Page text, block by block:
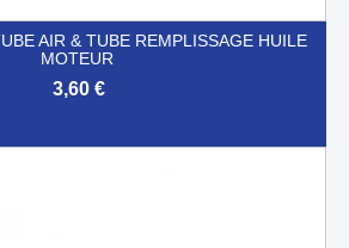
AIR & TUBE REMPLISSAGE HUILE
MOTEUR
3,60 €